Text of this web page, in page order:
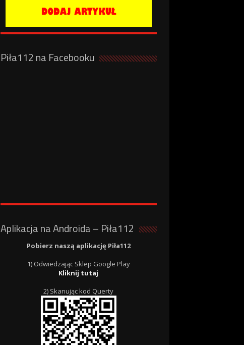
Piła112 na Facebooku
Aplikacja na Androida – Piła112
Pobierz naszą aplikację Piła112
1) Odwiedzając Sklep Google Play
Kliknij tutaj
2) Skanując kod Querty